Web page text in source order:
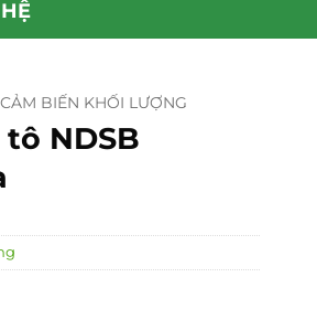
CẢM BIẾN KHỐI LƯỢNG
NDSB